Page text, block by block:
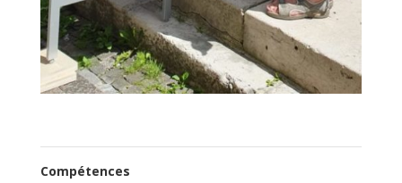
Compétences